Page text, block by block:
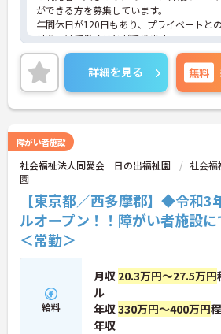
ができる方を募集しています。
年間休日が120日もあり、プライベートと
リをつけて働くことができます。
ご興味のある方には、面接対策ポイントな
に詳細をお話しいたしますのでお気軽にご
さい！
詳細を見る 無料
障がい者施設
社会福祉法人同愛会 日の出福祉園
社会
園
【東京都／西多摩郡】◆令和3
ルオープン！！障がい者施設
＜常勤＞
給料
月収 20.3万円～27.5万円
ル
年収330万円～400万円
年収